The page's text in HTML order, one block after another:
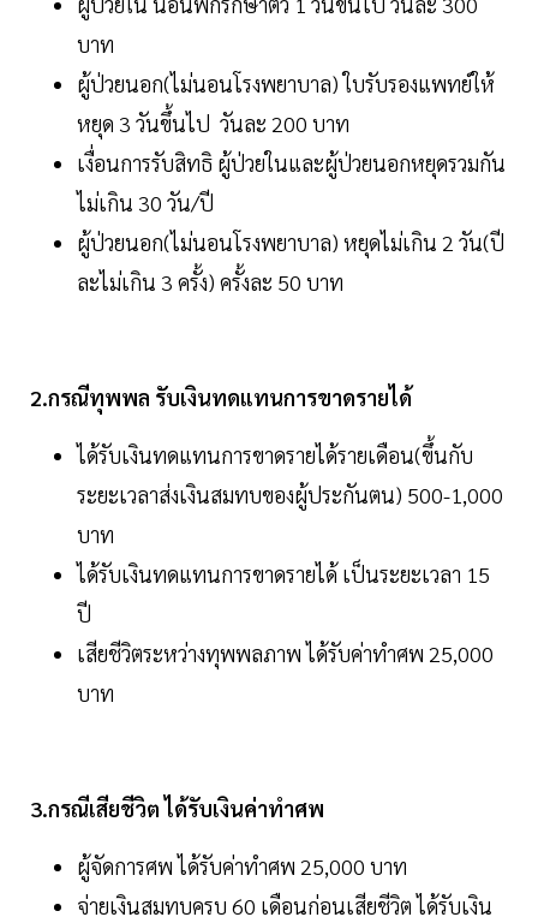
บาท
ผู้ป่วยนอก(ไม่นอนโรงพยาบาล) ใบรับรองแพทย์ให้
หยุด 3 วันขึ้นไป วันละ 200 บาท
เงื่อนการรับสิทธิ ผู้ป่วยในและผู้ป่วยนอกหยุดรวมกัน
ไม่เกิน 30 วัน/ปี
ผู้ป่วยนอก(ไม่นอนโรงพยาบาล) หยุดไม่เกิน 2 วัน(ปี
ละไม่เกิน 3 ครั้ง) ครั้งละ 50 บาท
2.กรณีทุพพล รับเงินทดแทนการขาดรายได้
ได้รับเงินทดแทนการขาดรายได้รายเดือน(ขึ้นกับ
ระยะเวลาส่งเงินสมทบของผู้ประกันตน) 500-1,000
บาท
ได้รับเงินทดแทนการขาดรายได้ เป็นระยะเวลา 15
ปี
เสียชีวิตระหว่างทุพพลภาพ ได้รับค่าทำศพ 25,000
บาท
3.กรณีเสียชีวิต ได้รับเงินค่าทำศพ
ผู้จัดการศพ ได้รับค่าทำศพ 25,000 บาท
จ่ายเงินสมทบครบ 60 เดือนก่อนเสียชีวิต ได้รับเงิน